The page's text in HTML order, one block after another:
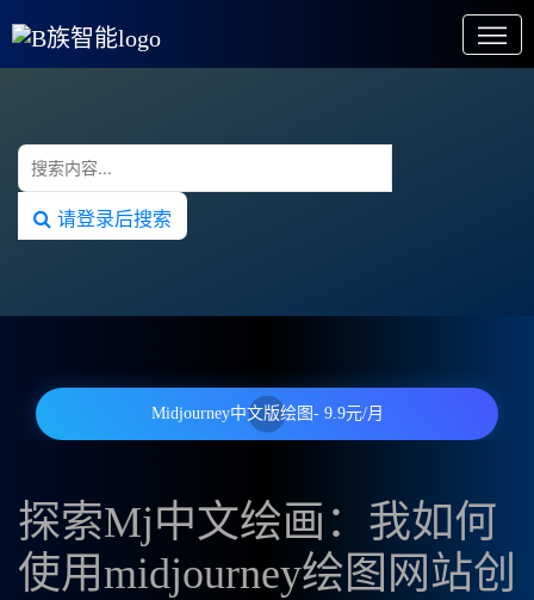
请登录后搜索
Midjourney中文版绘图- 9.9元/月
探索Mj中文绘画：我如何
使用midjourney绘图网站创